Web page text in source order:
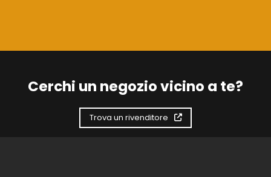
Cerchi un negozio vicino a te?
Trova un rivenditore